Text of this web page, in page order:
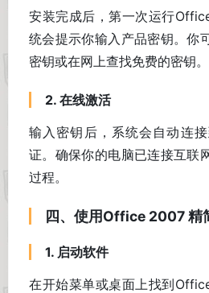
安装完成后，第一次运行
统会提示你输入产品密钥。你
密钥或在网上查找免费的密钥。
2. 在线激活
输入密钥后，系统会自动连
证。确保你的电脑已连接互联
过程。
四、使用Office 2007 精
1. 启动软件
在开始菜单或桌面上找到